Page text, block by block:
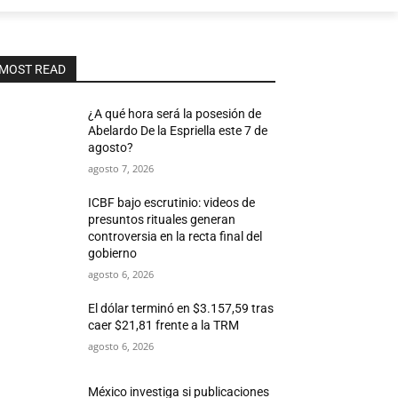
MOST READ
¿A qué hora será la posesión de
Abelardo De la Espriella este 7 de
agosto?
agosto 7, 2026
ICBF bajo escrutinio: videos de
presuntos rituales generan
controversia en la recta final del
gobierno
agosto 6, 2026
El dólar terminó en $3.157,59 tras
caer $21,81 frente a la TRM
agosto 6, 2026
México investiga si publicaciones